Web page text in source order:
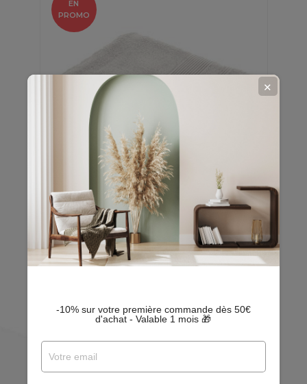
Drap de douche DAYTA - Eponge
unie 500 g/m² - 70 x 130 cm...
En stock
14,99 €
EN
PROMO
EN
-10% sur votre première commande dès 50€
d'achat - Valable 1 mois 🎁
✕